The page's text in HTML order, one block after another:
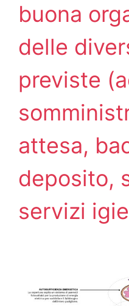
buona
delle
previste
attesa,
deposito,
servizi